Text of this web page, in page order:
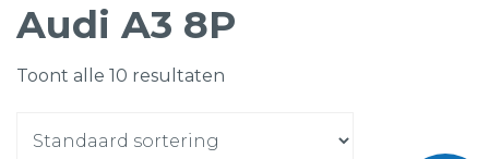
Audi A3 8P
Toont alle 10 resultaten